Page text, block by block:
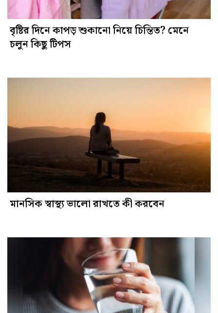
বৃষ্টির দিনে কাপড় শুকানো নিয়ে চিন্তিত? মেনে
চলুন কিছু টিপস
মানসিক স্বাস্থ্য ভালো রাখতে কী করবেন